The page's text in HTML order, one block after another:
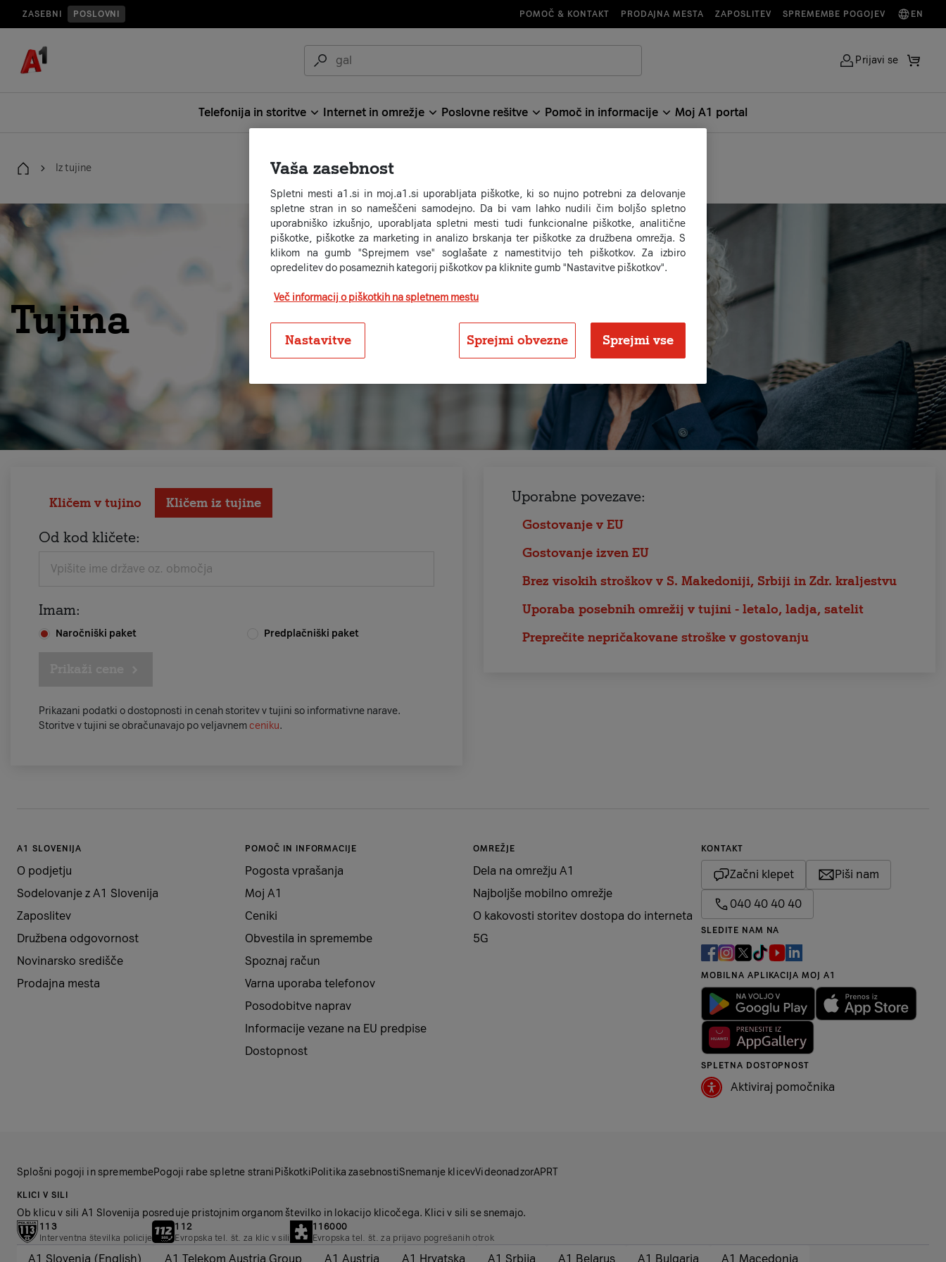
ZASEBNI POSLOVNI POMOČ & KONTAKT PRODAJNA MESTA ZAPOSLITEV SPREMEMBE POGOJEV EN
Telefonija in storitve Internet in omrežje Poslovne rešitve Pomoč in informacije Moj A1 portal
Prijavi se
Domov
Iz tujine
Tujina
Kličem v tujino Kličem iz tujine
Od kod kličete:
Vpišite ime države oz. območja
Imam:
Naročniški paket Predplačniški paket
Prikazani podatki o dostopnosti in cenah storitev v tujini so informativne narave.
Storitve v tujini se obračunavajo po veljavnemceniku.
Uporabne povezave:
Gostovanje v EU
Gostovanje izven EU
Brez visokih stroškov v S. Makedoniji, Srbiji in Zdr. kraljestvu
Uporaba posebnih omrežij v tujini - letalo, ladja, satelit
Preprečite nepričakovane stroške v gostovanju
A1 SLOVENIJA
O podjetju
Sodelovanje z A1 Slovenija
Zaposlitev
Družbena odgovornost
Novinarsko središče
Prodajna mesta
POMOČ IN INFORMACIJE
Pogosta vprašanja
Moj A1
Ceniki
Obvestila in spremembe
Spoznaj račun
Varna uporaba telefonov
Posodobitve naprav
Informacije vezane na EU predpise
Dostopnost
OMREŽJE
Dela na omrežju A1
Najboljše mobilno omrežje
O kakovosti storitev dostopa do interneta
5G
KONTAKT
Začni klepet Piši nam
040 40 40 40
SLEDITE NAM NA
MOBILNA APLIKACIJA MOJ A1
SPLETNA DOSTOPNOST
Aktiviraj pomočnika
Splošni pogoji in spremembePogoji rabe spletne strani PiškotkiPolitika zasebnostiSnemanje klicevVideonadzorAPRT
KLICI V SILI
Ob klicu v sili A1 Slovenija posreduje pristojnim organom številko in lokacijo klicočega. Klici v sili se snemajo.
113
Interventna številka policije
112
Evropska tel. št. za klic v sili
116000
Evropska tel. št. za prijavo pogrešanih otrok
A1 Slovenia (English) A1 Telekom Austria Group A1 Austria A1 Hrvatska A1 Srbija A1 Belarus A1 Bulgaria A1 Macedonia
Vaša zasebnost
Spletni mesti a1.si in moj.a1.si uporabljata piškotke, ki so nujno potrebni za delovanje
spletne stran in so nameščeni samodejno. Da bi vam lahko nudili čim boljšo spletno
uporabniško izkušnjo, uporabljata spletni mesti tudi funkcionalne piškotke, analitične
piškotke, piškotke za marketing in analizo brskanja ter piškotke za družbena omrežja. S
klikom na gumb "Sprejmem vse" soglašate z namestitvijo teh piškotkov. Za izbiro
opredelitev do posameznih kategorij piškotkov pa kliknite gumb "Nastavitve piškotkov".
Več informacij o piškotkih na spletnem mestu
Nastavitve Sprejmi obvezne Sprejmi vse